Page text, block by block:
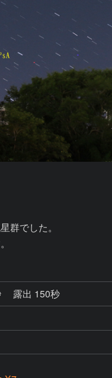
群でした。
露出 150秒